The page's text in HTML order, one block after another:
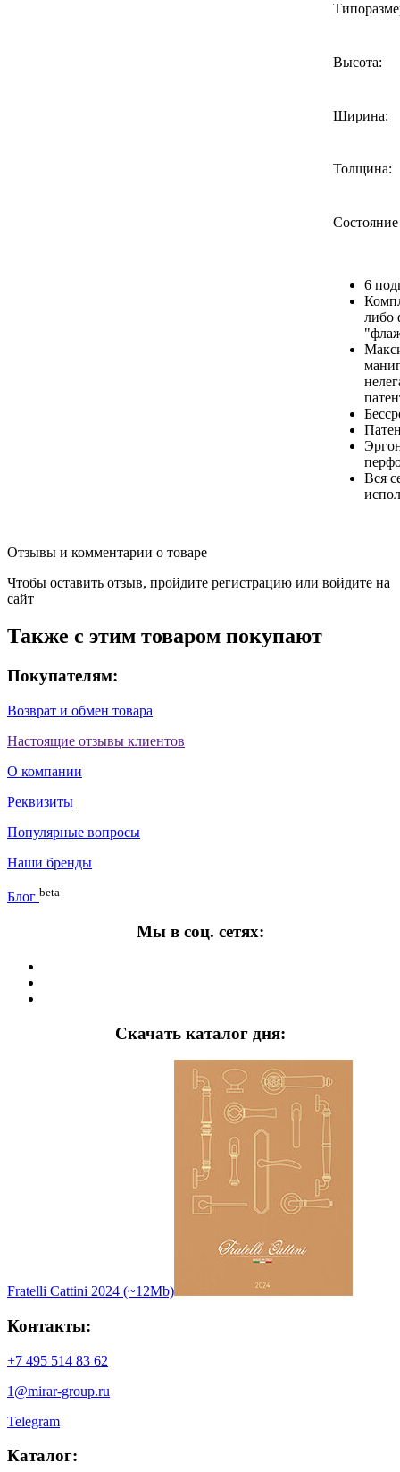
Высота:
Ширина:
Толщина:
Состояние
6
либо
Вся
Отзывы и комментарии о товаре
Чтобы оставить отзыв, пройдите регистрацию или войдите на
сайт
Также с этим товаром покупают
Покупателям:
Возврат и обмен товара
Настоящие отзывы клиентов
О компании
Реквизиты
Популярные вопросы
Наши бренды
Блог beta
Мы в соц. сетях:
Скачать каталог дня:
Fratelli Cattini 2024 (~12Mb)
Контакты:
+7 495 514 83 62
1@mirar-group.ru
Telegram
Каталог: